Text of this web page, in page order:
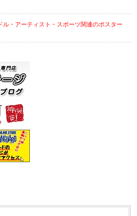
ル・アーティスト・スポーツ関連のポスター